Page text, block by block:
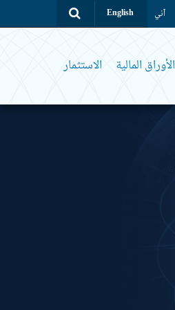
آني English
الأوراق المالية الاستثمار